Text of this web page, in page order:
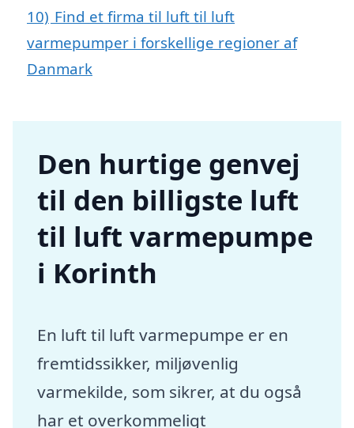
10) Find et firma til luft til luft
varmepumper i forskellige regioner af
Danmark
Den hurtige genvej
til den billigste luft
til luft varmepumpe
i Korinth
En luft til luft varmepumpe er en
fremtidssikker, miljøvenlig
varmekilde, som sikrer, at du også
har et overkommeligt